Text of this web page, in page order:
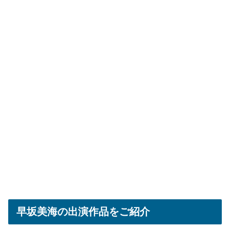
早坂美海の出演作品をご紹介